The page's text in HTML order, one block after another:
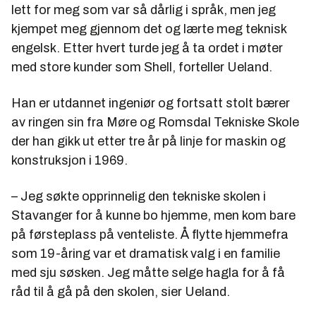
lett for meg som var så dårlig i språk, men jeg
kjempet meg gjennom det og lærte meg teknisk
engelsk. Etter hvert turde jeg å ta ordet i møter
med store kunder som Shell, forteller Ueland.
Han er utdannet ingeniør og fortsatt stolt bærer
av ringen sin fra Møre og Romsdal Tekniske Skole
der han gikk ut etter tre år på linje for maskin og
konstruksjon i 1969.
– Jeg søkte opprinnelig den tekniske skolen i
Stavanger for å kunne bo hjemme, men kom bare
på førsteplass på venteliste. Å flytte hjemmefra
som 19-åring var et dramatisk valg i en familie
med sju søsken. Jeg måtte selge hagla for å få
råd til å gå på den skolen, sier Ueland.